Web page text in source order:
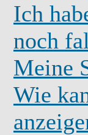
Ich
noch
Meine
Wie